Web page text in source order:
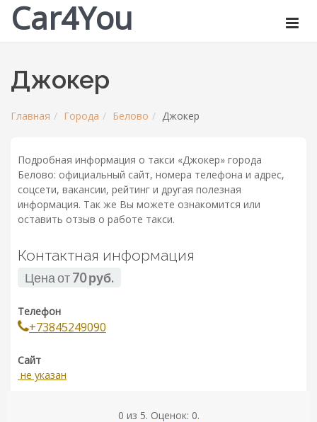
Car4You
Джокер
Главная Города Белово Джокер
Подробная информация о такси «Джокер» города
Белово: официальный сайт, номера телефона и адрес,
соцсети, вакансии, рейтинг и другая полезная
информация. Так же Вы можете ознакомится или
оставить отзыв о работе такси.
Контактная информация
Цена от70 руб.
Телефон
+73845249090
Сайт
не указан
0 из 5. Оценок: 0.